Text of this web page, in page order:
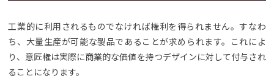
工業的に利用されるものでなければ権利を得られません。すなわ
ち、大量生産が可能な製品であることが求められます。これによ
り、意匠権は実際に商業的な価値を持つデザインに対して付与され
ることになります。